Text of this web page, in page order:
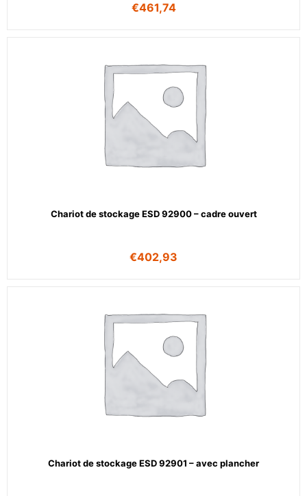
€461,74
Chariot de stockage ESD 92900 – cadre ouvert
€402,93
Chariot de stockage ESD 92901 – avec plancher